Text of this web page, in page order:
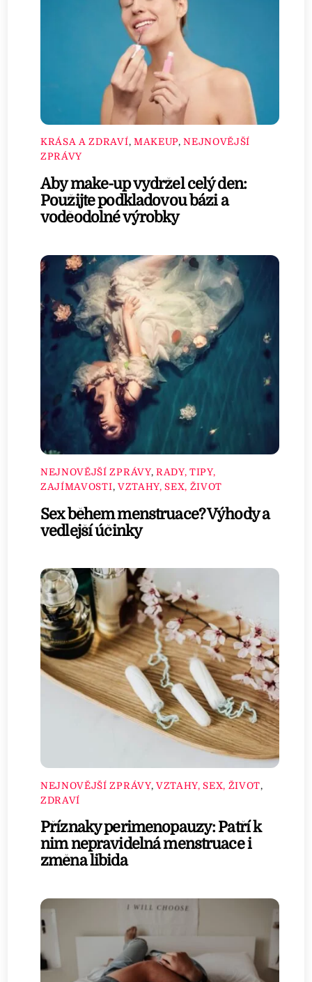
KRÁSA A ZDRAVÍ, MAKEUP,NEJNOVĚJŠÍ
ZPRÁVY
Aby make-up vydržel celý den:
Použijte podkladovou bázi a
voděodolné výrobky
NEJNOVĚJŠÍ ZPRÁVY, RADY, TIPY,
ZAJÍMAVOSTI, VZTAHY, SEX, ŽIVOT
Sex během menstruace? Výhody a
vedlejší účinky
NEJNOVĚJŠÍ ZPRÁVY, VZTAHY, SEX, ŽIVOT,
ZDRAVÍ
Příznaky perimenopauzy: Patří k
nim nepravidelná menstruace i
změna libida